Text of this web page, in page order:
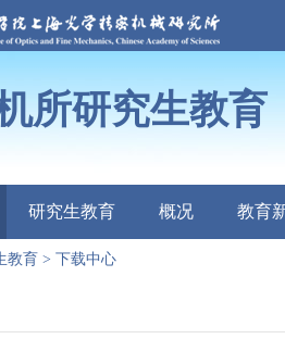
所研究生教育
研究生教育 概况 教育
教育 > 下载中心